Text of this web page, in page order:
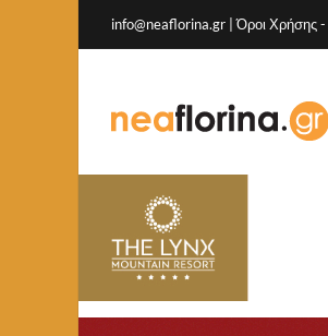
info@neaflorina.gr |Όροι Χρήσης-